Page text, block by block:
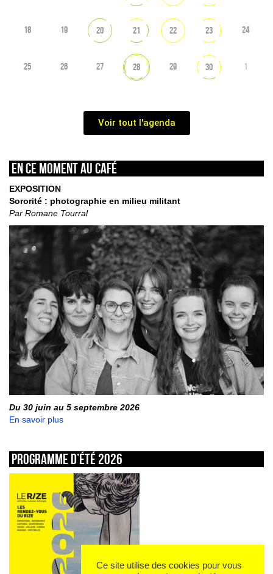
18 19 20 21 22 23 24
25 26 27 28 29 30 1
Voir tout l'agenda
En ce moment au café
EXPOSITION
Sororité : photographie en milieu militant
Par Romane Tourral
Du 30 juin au 5 septembre 2026
En savoir plus
Programme d’été 2026
Ce site utilise des cookies pour vous